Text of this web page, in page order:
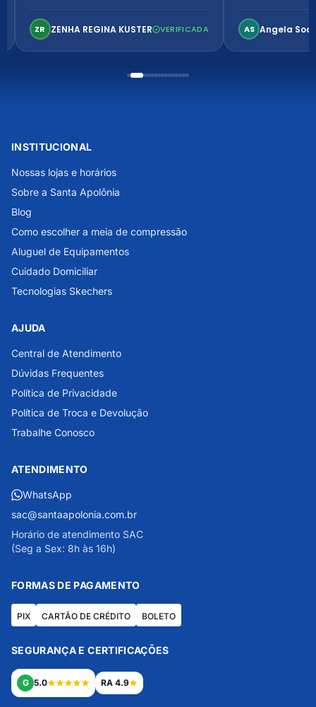
confortável. Perfeito!
ZR ZENHA REGINA KUSTER VERIFICADA AS Angela
INSTITUCIONAL
Nossas lojas e horários
Sobre a Santa Apolônia
Blog
Como escolher a meia de compressão
Aluguel de Equipamentos
Cuidado Domiciliar
Tecnologias Skechers
AJUDA
Central de Atendimento
Dúvidas Frequentes
Política de Privacidade
Política de Troca e Devolução
Trabalhe Conosco
ATENDIMENTO
WhatsApp
sac@santaapolonia.com.br
Horário de atendimento SAC
(Seg a Sex: 8h às 16h)
FORMAS DE PAGAMENTO
PIX CARTÃO DE CRÉDITO BOLETO
SEGURANÇA E CERTIFICAÇÕES
G 5.0 RA 4.9